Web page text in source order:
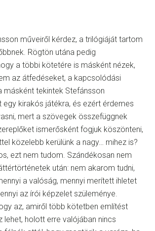
műveiről kérdez, a trilógiáját tartom
Rögtön utána pedig
a többi kötetére is másként nézek,
az átfedéseket, a kapcsolódási
másként tekintek Stefánsson
egy kirakós játékra, és ezért érdemes
mert a szövegek összefüggnek
ismerősként fogjuk köszönteni,
közelebb kerülünk a nagy… mihez is?
ezt nem tudom. Szándékosan nem
után: nem akarom tudni,
a valóság, mennyi merített ihletet
az írói képzelet szüleménye.
az, amiről több kötetben említést
lehet, holott erre valójában nincs